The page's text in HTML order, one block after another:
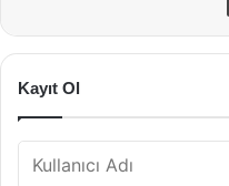
Kayıt Ol